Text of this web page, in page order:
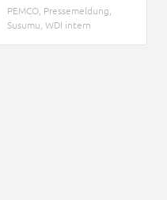
PEMCO Pressemeldung
Susumu WDI intern